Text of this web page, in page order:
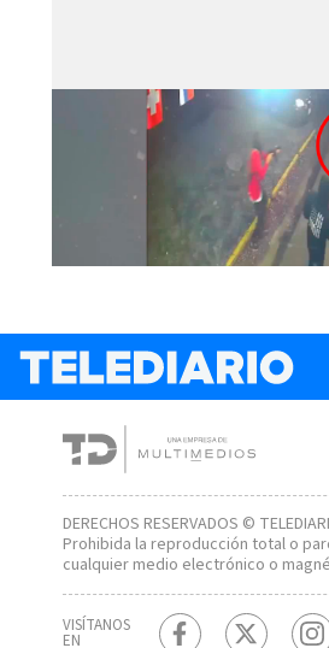
DERECHOS RESERVADOS ©
Prohibida la reproducción total o
cualquier medio electrónico o
VISÍTANOS
EN